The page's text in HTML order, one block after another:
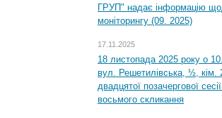
ГРУП" надає інформацію
моніторингу (09. 2025)
17.11.2025
18 листопада 2025 року о
вул. Решетилівська, ½, кім.
двадцятої позачергової
восьмого скликання